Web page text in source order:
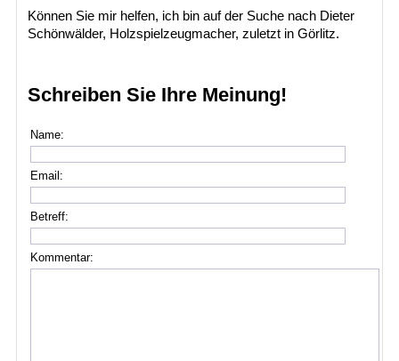
Können Sie mir helfen, ich bin auf der Suche nach Dieter
Schönwälder, Holzspielzeugmacher, zuletzt in Görlitz.
Schreiben Sie Ihre Meinung!
Name:
Email:
Betreff:
Kommentar: